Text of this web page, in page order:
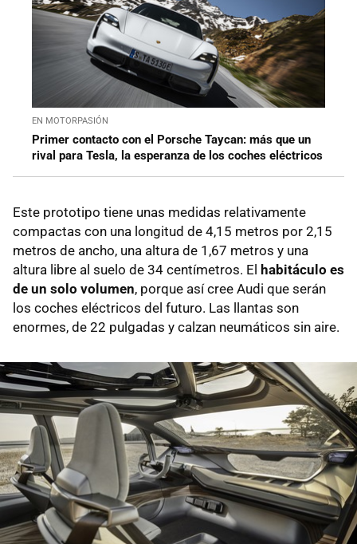
EN MOTORPASIÓN
Primer contacto con el Porsche Taycan: más que un
rival para Tesla, la esperanza de los coches eléctricos
Este prototipo tiene unas medidas relativamente
compactas con una longitud de 4,15 metros por 2,15
metros de ancho, una altura de 1,67 metros y una
altura libre al suelo de 34 centímetros. El habitáculo es
de un solo volumen, porque así cree Audi que serán
los coches eléctricos del futuro. Las llantas son
enormes, de 22 pulgadas y calzan neumáticos sin aire.